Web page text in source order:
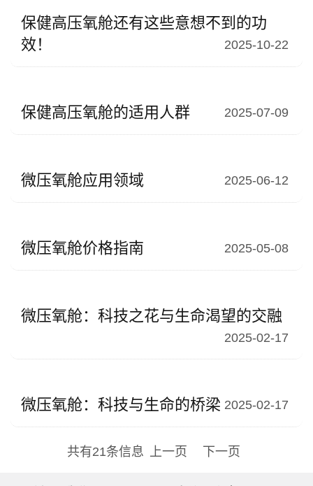
保健高压氧舱还有这些意想不到的功
效！
2025-10-22
保健高压氧舱的适用人群 2025-07-09
微压氧舱应用领域 2025-06-12
微压氧舱价格指南 2025-05-08
微压氧舱：科技之花与生命渴望的交融
2025-02-17
微压氧舱：科技与生命的桥梁 2025-02-17
共有21条信息 上一页 下一页